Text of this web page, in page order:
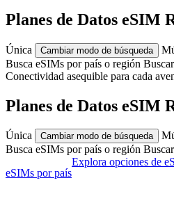
Planes de Datos eSIM
Única Cambiar modo de búsqueda
Busca eSIMs por país o región
Conectividad asequible para cada
Planes de Datos eSIM
Única Cambiar modo de búsqueda
Busca eSIMs por país o región
eSIMs por país
Explora opciones de